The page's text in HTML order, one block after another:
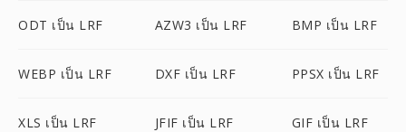
ODT เป็น LRF AZW3 เป็น LRF BMP เป็น LRF
WEBP เป็น LRF DXF เป็น LRF PPSX เป็น LRF
XLS เป็น LRF JFIF เป็น LRF GIF เป็น LRF